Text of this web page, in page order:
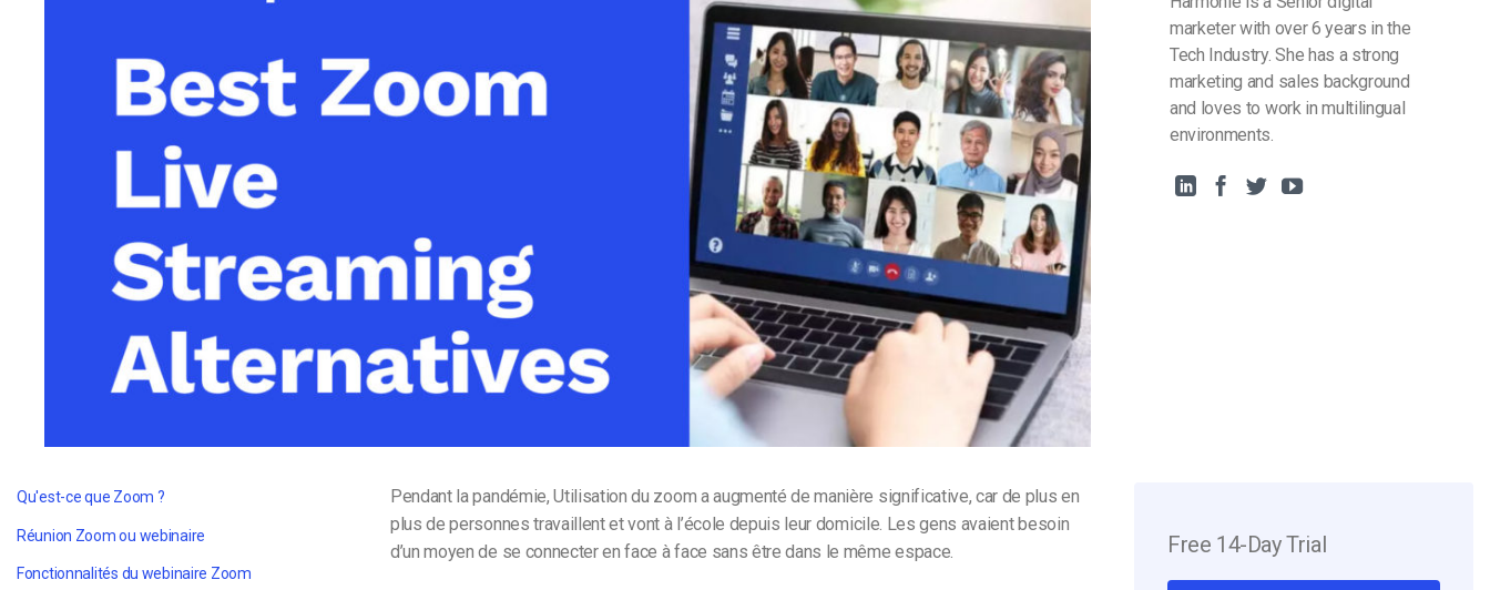
Confidentialité et sécurité
Monétisation vidéo
marketer with over 6 years in the
Tech Industry. She has a strong
marketing and sales background
and loves to work in multilingual
environments.
Qu'est-ce que Zoom ?
Réunion Zoom ou webinaire
Fonctionnalités du webinaire Zoom
Pendant la pandémie,Utilisation du zoom a augmenté de manière significative, car de plus en
plus de personnes travaillent et vont à l’école depuis leur domicile. Les gens avaient besoin
d’un moyen de se connecter en face à face sans être dans le même espace.
Free 14-Day Trial